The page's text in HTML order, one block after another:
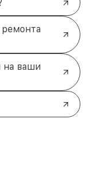
на ваши